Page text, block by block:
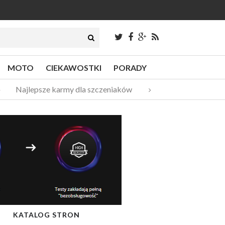
MOTO CIEKAWOSTKI PORADY
Najlepsze karmy dla szczeniaków
KATALOG STRON